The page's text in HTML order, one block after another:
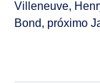
Villeneuve,
Bond, próximo